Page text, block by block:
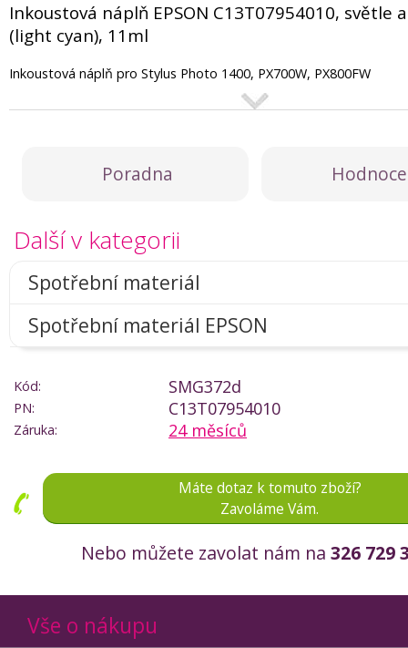
Inkoustová náplň EPSON C13T07954010, světle
(light cyan), 11ml
Inkoustová náplň pro Stylus Photo 1400, PX700W, PX800FW
Poradna
Další v kategorii
Spotřební materiál
Spotřební materiál EPSON
Kód: SMG372d
PN: C13T07954010
Záruka: 24 měsíců
Máte dotaz k tomuto zboží?
Zavoláme Vám.
Nebo můžete zavolat nám na 326 729
Vše o nákupu